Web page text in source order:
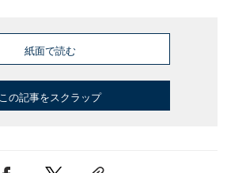
紙面で読む
この記事をスクラップ